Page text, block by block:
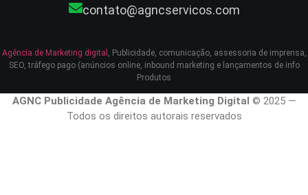
contato@agncservicos.com
Agência de Marketing digital
, Publicidade, comunicação, assessoria de imprensa,
SEO, tráfego pago (anúncios online, inbound marketing e lançamentos de info
Produtos
AGNC Publicidade Agência de Marketing Digital © 2025 —
Todos os direitos autorais reservados